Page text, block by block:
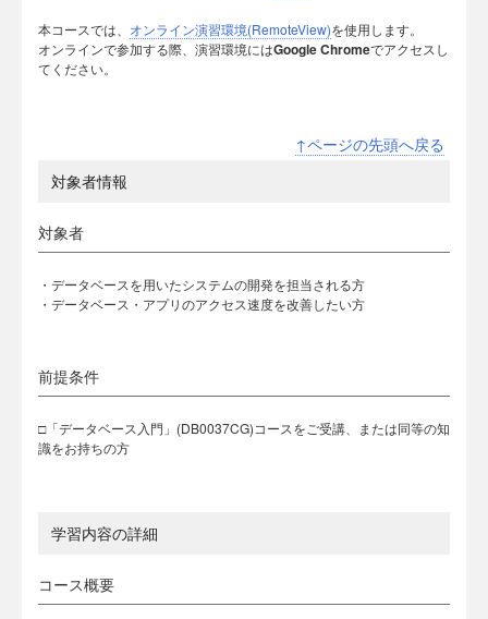
本コースでは、 オンライン演習環境(RemoteView)を使用します。
オンラインで参加する際、演習環境にはGoogle Chromeでアクセスし
てください。
↑ページの先頭へ戻る
対象者情報
対象者
・データベースを用いたシステムの開発を担当される方
・データベース・アプリのアクセス速度を改善したい方
前提条件
□「データベース入門」(DB0037CG)コースをご受講、または同等の知
識をお持ちの方
学習内容の詳細
コース概要